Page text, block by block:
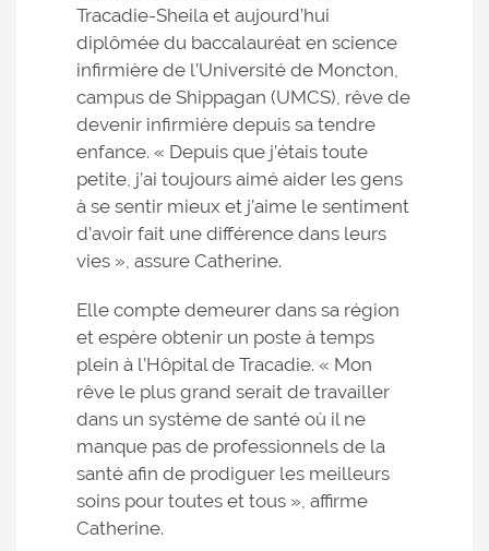
Tracadie-Sheila et aujourd’hui
diplômée du baccalauréat en science
infirmière de l’Université de Moncton,
campus de Shippagan (UMCS), rêve de
devenir infirmière depuis sa tendre
enfance. « Depuis que j’étais toute
petite, j’ai toujours aimé aider les gens
à se sentir mieux et j’aime le sentiment
d’avoir fait une différence dans leurs
vies », assure Catherine.
Elle compte demeurer dans sa région
et espère obtenir un poste à temps
plein à l’Hôpital de Tracadie. « Mon
rêve le plus grand serait de travailler
dans un système de santé où il ne
manque pas de professionnels de la
santé afin de prodiguer les meilleurs
soins pour toutes et tous », affirme
Catherine.